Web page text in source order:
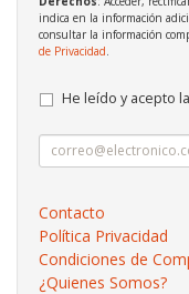
indica en la información
consultar la información
de Privacidad
He leído y acepto la
Contacto
Política Privacidad
Condiciones de
¿Quienes Somos?